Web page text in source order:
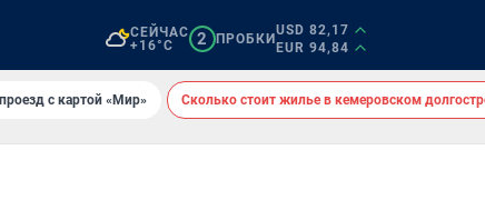
СЕЙЧАС
+16°C
2 ПРОБКИ
USD 82,17
EUR 94,84
с картой «Мир» Сколько стоит жилье в кемеровском